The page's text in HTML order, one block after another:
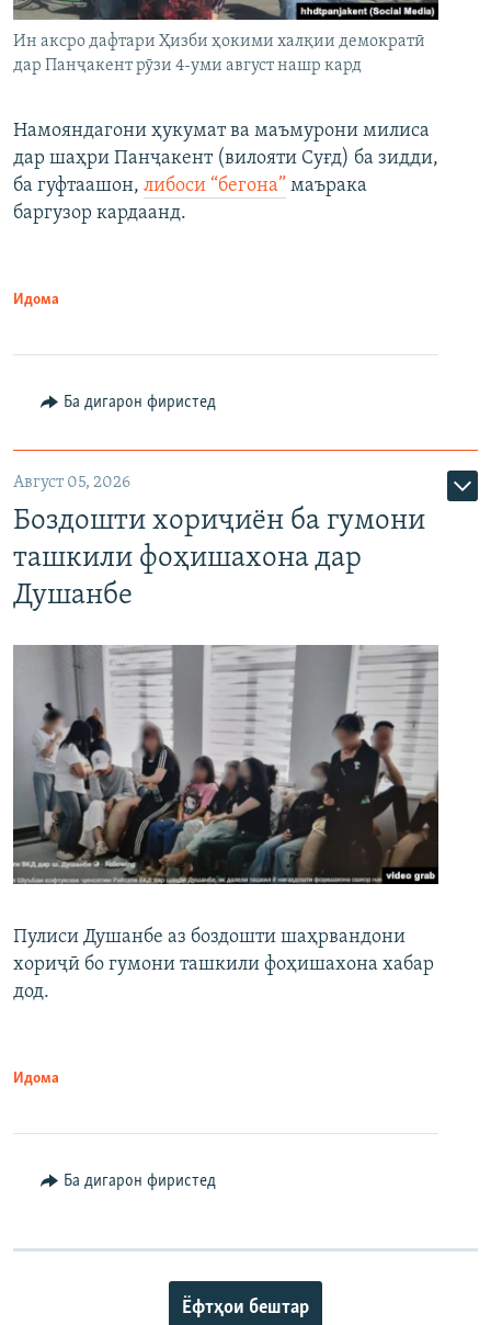
Ин аксро дафтари Ҳизби ҳокими халқии демократӣ
дар Панҷакент рӯзи 4-уми август нашр кард
Намояндагони ҳукумат ва маъмурони милиса
дар шаҳри Панҷакент (вилояти Суғд) ба зидди,
ба гуфтаашон, либоси “бегона” маърака
баргузор кардаанд.
Идома
Ба дигарон фиристед
Август 05, 2026
Боздошти хориҷиён ба гумони
ташкили фоҳишахона дар
Душанбе
Пулиси Душанбе аз боздошти шаҳрвандони
хориҷӣ бо гумони ташкили фоҳишахона хабар
дод.
Идома
Ба дигарон фиристед
Ёфтҳои бештар